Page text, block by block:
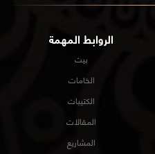
الروابط المهمة
بيت
الخامات
الكتيبات
المقالات
المشاريع